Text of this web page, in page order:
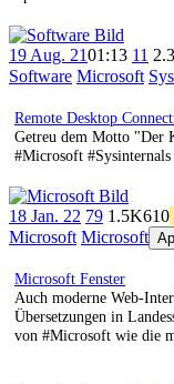
19 Aug. 2101:13 11
Software Microsoft
Remote Desktop
Getreu dem Motto "Der
#Microsoft
18 Jan. 22 79 1.5K610
Microsoft Microsoft
Microsoft Fenster
Auch moderne Web-
Übersetzungen in
von #Microsoft wie die